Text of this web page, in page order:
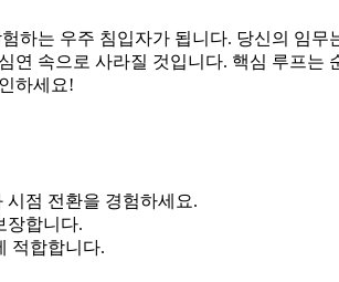
하는 우주 침입자가 됩니다. 당신의 임무
속으로 사라질 것입니다. 핵심 루프는
하세요!
시점 전환을 경험하세요.
장합니다.
적합합니다.